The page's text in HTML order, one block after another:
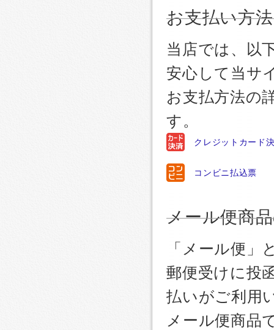
お支払い方
当店では、以
安心して当サ
お支払方法の
す。
クレジットカード
コンビニ払込票
メール便商
「メール便」
郵便受けに投
払いがご利用
メール便商品